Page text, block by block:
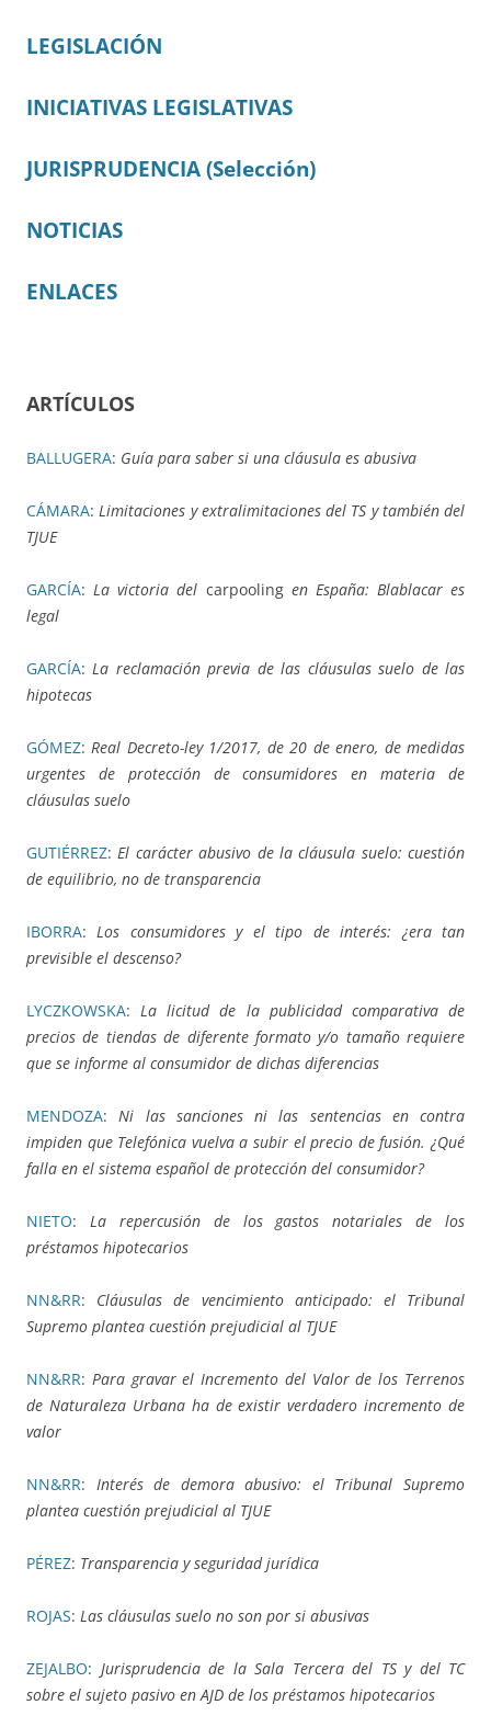
LEGISLACIÓN
INICIATIVAS LEGISLATIVAS
JURISPRUDENCIA (Selección)
NOTICIAS
ENLACES
ARTÍCULOS
BALLUGERA: Guía para saber si una cláusula es abusiva
CÁMARA:Limitaciones y extralimitaciones del TS y también del
TJUE
GARCÍA:La victoria del carpoolingen España: Blablacar es
legal
GARCÍA:La reclamación previa de las cláusulas suelo de las
hipotecas
GÓMEZ:Real Decreto-ley 1/2017, de 20 de enero, de medidas
urgentes de protección de consumidores en materia de
cláusulas suelo
GUTIÉRREZ:El carácter abusivo de la cláusula suelo: cuestión
de equilibrio, no de transparencia
IBORRA:Los consumidores y el tipo de interés: ¿era tan
previsible el descenso?
LYCZKOWSKA:La licitud de la publicidad comparativa de
precios de tiendas de diferente formato y/o tamaño requiere
que se informe al consumidor de dichas diferencias
MENDOZA:Ni las sanciones ni las sentencias en contra
impiden que Telefónica vuelva a subir el precio de fusión. ¿Qué
falla en el sistema español de protección del consumidor?
NIETO: La repercusión de los gastos notariales de los
préstamos hipotecarios
NN&RR: Cláusulas de vencimiento anticipado: el Tribunal
Supremo plantea cuestión prejudicial al TJUE
NN&RR: Para gravar el Incremento del Valor de los Terrenos
de Naturaleza Urbana ha de existir verdadero incremento de
valor
NN&RR: Interés de demora abusivo: el Tribunal Supremo
plantea cuestión prejudicial al TJUE
PÉREZ: Transparencia y seguridad jurídica
ROJAS: Las cláusulas suelo no son por si abusivas
ZEJALBO: Jurisprudencia de la Sala Tercera del TS y del TC
sobre el sujeto pasivo en AJD de los préstamos hipotecarios